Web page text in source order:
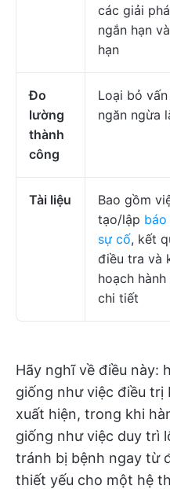
các giải
ngắn hạn
hạn
Đo
lường
thành
công
Loại bỏ
ngăn ngừa
Tài liệu
Bao gồm
tạo/lập báo
sự cố, kết
điều tra và
hoạch
chi tiết
Hãy nghĩ về điều này:
giống như việc điều trị
xuất hiện, trong khi
giống như việc duy trì
tránh bị bệnh ngay từ
thiết yếu cho một hệ